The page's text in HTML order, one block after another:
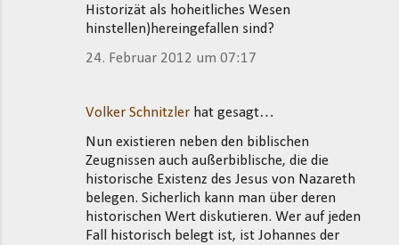
Historizät als hoheitliches Wesen
hinstellen)hereingefallen sind?
24. Februar 2012 um 07:17
Volker Schnitzler hat gesagt…
Nun existieren neben den biblischen
Zeugnissen auch außerbiblische, die die
historische Existenz des Jesus von Nazareth
belegen. Sicherlich kann man über deren
historischen Wert diskutieren. Wer auf jeden
Fall historisch belegt ist, ist Johannes der